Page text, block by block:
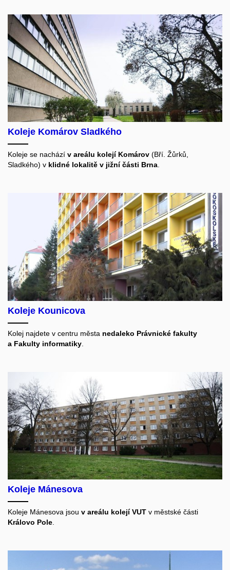
Koleje Komárov Sladkého
Koleje se nachází v areálu kolejí Komárov (Bří. Žůrků,
Sladkého) v klidné lokalitě v jižní části Brna
Koleje Kounicova
Kolej najdete v centru města nedaleko Právnické fakulty
a Fakulty informatiky
Koleje Mánesova
Koleje Mánesova jsou v areálu kolejí VUT v městské části
Královo Pole